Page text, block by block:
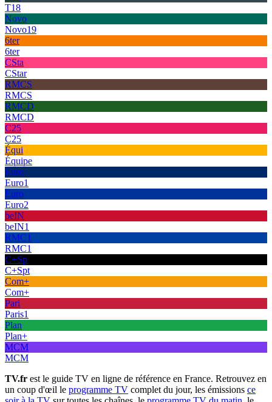
T18
Novo
Novo19
6ter
6ter
CSta
CStar
RMCS
RMCS
RMCD
RMCD
C25
C25
Équi
Équipe
Euro
Euro1
Euro
Euro2
beIN
beIN1
RMC1
RMC1
C+Sp
C+Spt
Com+
Com+
Pari
Paris1
Plan
Plan+
MCM
MCM
TV.fr est le guide TV en ligne de référence en France. Retrouvez en
un coup d'œil le programme TV complet du jour, les émissions ce